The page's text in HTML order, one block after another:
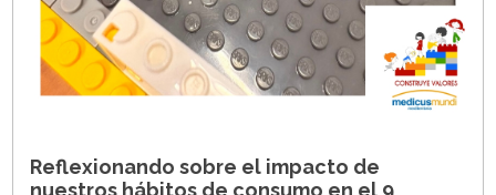
Reflexionando sobre el impacto de
nuestros hábitos de consumo en el 9